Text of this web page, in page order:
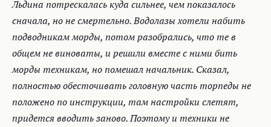
Льдина потрескалась куда сильнее, чем показалось
сначала, но не смертельно. Водолазы хотели набить
подводникам морды, потом разобрались, что те в
общем не виноваты, и решили вместе с ними бить
морды техникам, но помешал начальник. Сказал,
полностью обесточивать головную часть торпеды не
положено по инструкции, там настройки слетят,
придется вводить заново. Поэтому и техники не